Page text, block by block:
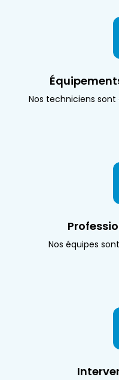
Nos techniciens
Nos équipes